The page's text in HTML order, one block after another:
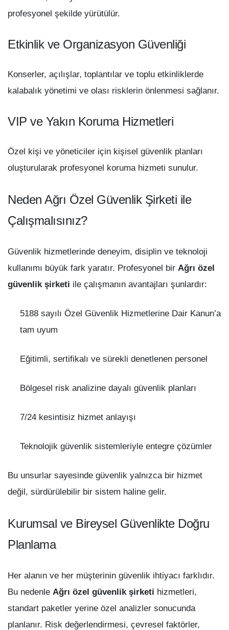
profesyonel şekilde yürütülür.
Etkinlik ve Organizasyon Güvenliği
Konserler, açılışlar, toplantılar ve toplu etkinliklerde
kalabalık yönetimi ve olası risklerin önlenmesi sağlanır.
VIP ve Yakın Koruma Hizmetleri
Özel kişi ve yöneticiler için kişisel güvenlik planları
oluşturularak profesyonel koruma hizmeti sunulur.
Neden Ağrı Özel Güvenlik Şirketi ile
Çalışmalısınız?
Güvenlik hizmetlerinde deneyim, disiplin ve teknoloji
kullanımı büyük fark yaratır. Profesyonel bir Ağrı özel
güvenlik şirketi ile çalışmanın avantajları şunlardır:
5188 sayılı Özel Güvenlik Hizmetlerine Dair Kanun’a
tam uyum
Eğitimli, sertifikalı ve sürekli denetlenen personel
Bölgesel risk analizine dayalı güvenlik planları
7/24 kesintisiz hizmet anlayışı
Teknolojik güvenlik sistemleriyle entegre çözümler
Bu unsurlar sayesinde güvenlik yalnızca bir hizmet
değil, sürdürülebilir bir sistem haline gelir.
Kurumsal ve Bireysel Güvenlikte Doğru
Planlama
Her alanın ve her müşterinin güvenlik ihtiyacı farklıdır.
Bu nedenle Ağrı özel güvenlik şirketi hizmetleri,
standart paketler yerine özel analizler sonucunda
planlanır. Risk değerlendirmesi, çevresel faktörler,